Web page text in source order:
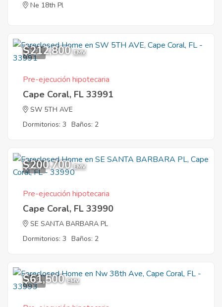
Ne 18th Pl
8
$212,800 EMV
Pre-ejecución hipotecaria
Cape Coral, FL 33991
SW 5TH AVE
Dormitorios: 3 Baños: 2
1
$200,700 EMV
Pre-ejecución hipotecaria
Cape Coral, FL 33990
SE SANTA BARBARA PL
Dormitorios: 3 Baños: 2
2
$61,500 EMV